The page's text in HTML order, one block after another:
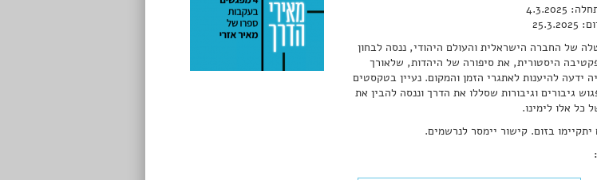
של החברה הישראלית והעולם היהודי, ננסה לבחון
היסטורית, את סיפורה של היהדות, שלאורך
ידעה להיענות לאתגרי הזמן והמקום. נעיין בטקסטים
גיבורים וגיבורות שסללו את הדרך וננסה להבין את
כל אלו לימינו.
בזום. קישור יימסר לנרשמים.